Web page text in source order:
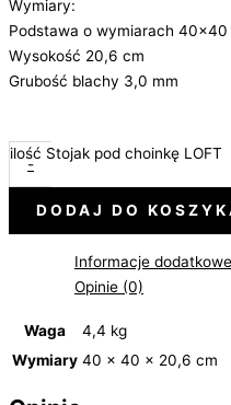
Wymiary:
Podstawa o wymiarach 40×40
Wysokość 20,6 cm
Grubość blachy 3,0 mm
-
ilość Stojak pod choinkę LOFT
DODAJ DO
Informacje dodatkowe
Opinie (0)
Waga
4,4 kg
Wymiary 40 × 40 × 20,6 cm